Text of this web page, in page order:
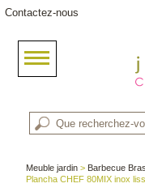
Contactez-nous
Meuble jardin > Barbecue
Plancha CHEF 80MIX inox